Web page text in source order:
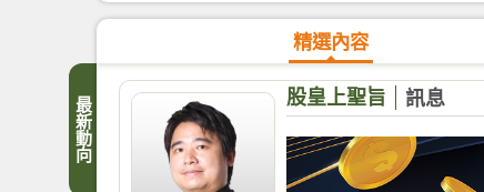
最新動向
精選內容
股皇上聖旨 訊息